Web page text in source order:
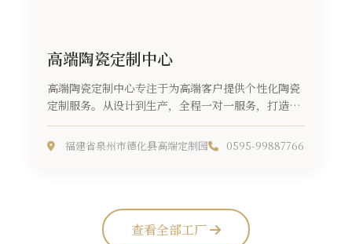
高端陶瓷定制中心
高端陶瓷定制中心专注于为高端客户提供个性化陶瓷
定制服务。从设计到生产，全程一对一服务，打造独
一无二的陶瓷艺术品。...
福建省泉州市德化县高端定制园 0595-99887766
查看全部工厂